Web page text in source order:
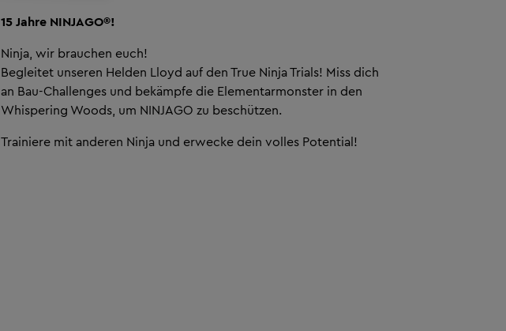
15 Jahre NINJAGO®!
Ninja, wir brauchen euch!
Begleitet unseren Helden Lloyd auf den True Ninja Trials! Miss dich
an Bau-Challenges und bekämpfe die Elementarmonster in den
Whispering Woods, um NINJAGO zu beschützen.
Trainiere mit anderen Ninja und erwecke dein volles Potential!